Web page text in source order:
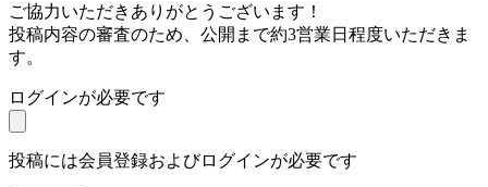
ご協力いただきありがとうございます！
投稿内容の審査のため、公開まで約3営業日程度いただきま
す。
ログインが必要です
投稿には会員登録およびログインが必要です